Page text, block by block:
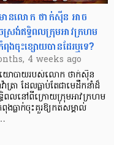
មានលោក ថាក់ស៊ីន អាច
រង់ឥទ្ធិពលក្រុមអាវក្រហម
ងចុះខ្សោយបានដែរឬទេ?
4 weeks ago
ោបាយរបស់លោក ថាក់ស៊ីន
ត្រា ដែលធ្លាប់តែជាមេដឹកនាំដ៏
ធិពលនៅពីក្រោយក្រុមអាវក្រហម
ងធ្លាក់ចុះគួរឱ្យកត់សម្គាល់